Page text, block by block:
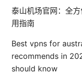
泰山机场官网：全
用指南
Best vpns for
recommends in
should know